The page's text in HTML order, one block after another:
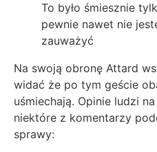
To było śmiesznie
pewnie nawet nie
zauważyć
Na swoją obronę Attard
widać że po tym geście
uśmiechają. Opinie ludzi
niektóre z komentarzy
sprawy: